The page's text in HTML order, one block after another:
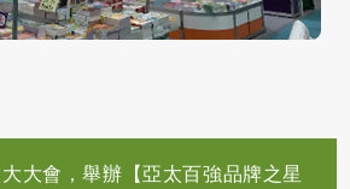
大會，舉辦【亞太百強品牌之星